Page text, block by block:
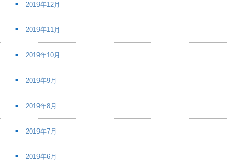
2019年12月
2019年11月
2019年10月
2019年9月
2019年8月
2019年7月
2019年6月